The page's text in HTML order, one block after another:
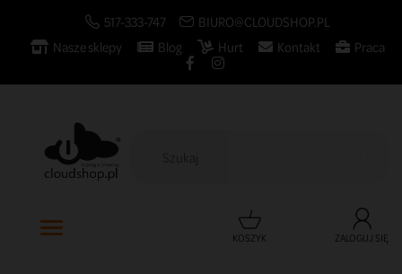
517-333-747
BIURO@CLOUDSHOP.PL
Nasze sklepy
Blog Hurt Kontakt Praca
KOSZYK ZALOGUJ SIĘ